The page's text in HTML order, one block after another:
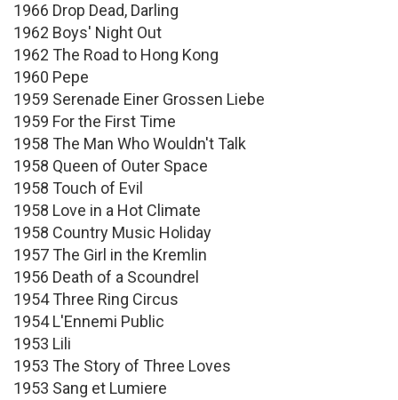
1966 Drop Dead, Darling
1962 Boys' Night Out
1962 The Road to Hong Kong
1960 Pepe
1959 Serenade Einer Grossen Liebe
1959 For the First Time
1958 The Man Who Wouldn't Talk
1958 Queen of Outer Space
1958 Touch of Evil
1958 Love in a Hot Climate
1958 Country Music Holiday
1957 The Girl in the Kremlin
1956 Death of a Scoundrel
1954 Three Ring Circus
1954 L'Ennemi Public
1953 Lili
1953 The Story of Three Loves
1953 Sang et Lumiere